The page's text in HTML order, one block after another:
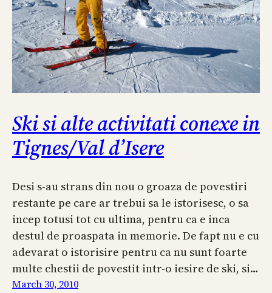
Ski si alte activitati conexe in
Tignes/Val d’Isere
Desi s-au strans din nou o groaza de povestiri
restante pe care ar trebui sa le istorisesc, o sa
incep totusi tot cu ultima, pentru ca e inca
destul de proaspata in memorie. De fapt nu e cu
adevarat o istorisire pentru ca nu sunt foarte
multe chestii de povestit intr-o iesire de ski, si…
March 30, 2010